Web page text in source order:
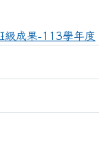
級成果-113學年度